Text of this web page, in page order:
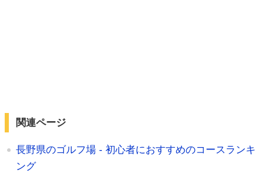
関連ページ
長野県のゴルフ場 - 初心者におすすめのコースランキ
ング